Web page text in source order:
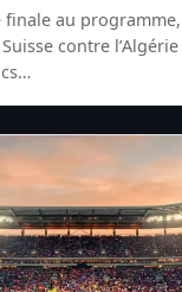
finale au
contre